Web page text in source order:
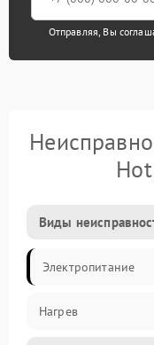
Отправляя, Вы
Виды
Электропитание
Нагрев